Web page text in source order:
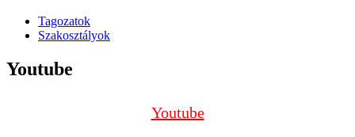
Tagozatok
Szakosztályok
Youtube
Youtube